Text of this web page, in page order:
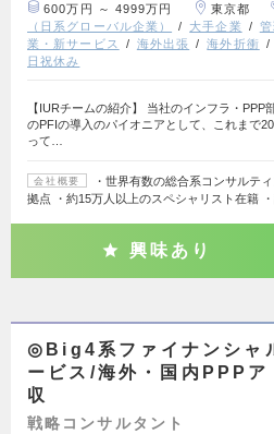
600万円 ～ 4999万円 東京都
（日系グローバル企業）
大手企業
業・新サービス
海外出張 海外折衝
日祝休み
【IURチームの紹介】 当社のインフラ・PPP
のPFIの導入のパイオニアとして、これまで
って…
会社概要
・世界有数の総合系コンサルテ
拠点 ・約15万人以上のスペシャリスト在籍
興味あり
◎Big4系ファイナンシャ
ービス/海外・国内PPPア
収
戦略コンサルタント